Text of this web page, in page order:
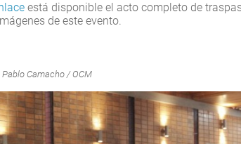
está disponible el acto completo de
de este evento.
Camacho / OCM